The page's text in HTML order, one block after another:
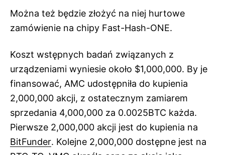
Można też będzie złożyć na niej hurtowe
zamówienie na chipy Fast-Hash-ONE.
Koszt wstępnych badań związanych z
urządzeniami wyniesie około $1,000,000. By je
finansować, AMC udostępniła do kupienia
2,000,000 akcji, z ostatecznym zamiarem
sprzedania 4,000,000 za 0.0025BTC każda.
Pierwsze 2,000,000 akcji jest do kupienia na
BitFunder. Kolejne 2,000,000 dostępne jest na